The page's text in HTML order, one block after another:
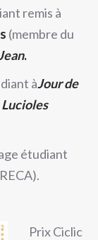
remis à
(membre du
.
àJour de
Lucioles
étudiant
Prix Ciclic